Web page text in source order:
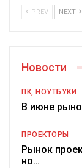
PREV NEXT
Новости
ПК, НОУТБУКИ
В июне
ПРОЕКТОРЫ
Рынок
но…